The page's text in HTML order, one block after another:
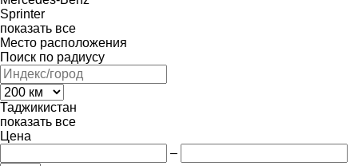
Sprinter
показать все
Место расположения
Поиск по радиусу
Таджикистан
показать все
Цена
–